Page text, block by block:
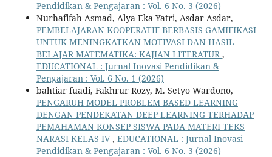
Pendidikan & Pengajaran : Vol. 6 No. 3 (2026)
Nurhafifah Asmad, Alya Eka Yatri, Asdar Asdar,
PEMBELAJARAN KOOPERATIF BERBASIS GAMIFIKASI
UNTUK MENINGKATKAN MOTIVASI DAN HASIL
BELAJAR MATEMATIKA: KAJIAN LITERATUR ,
EDUCATIONAL : Jurnal Inovasi Pendidikan &
Pengajaran : Vol. 6 No. 1 (2026)
bahtiar fuadi, Fakhrur Rozy, M. Setyo Wardono,
PENGARUH MODEL PROBLEM BASED LEARNING
DENGAN PENDEKATAN DEEP LEARNING TERHADAP
PEMAHAMAN KONSEP SISWA PADA MATERI TEKS
NARASI KELAS IV, EDUCATIONAL : Jurnal Inovasi
Pendidikan & Pengajaran : Vol. 6 No. 3 (2026)